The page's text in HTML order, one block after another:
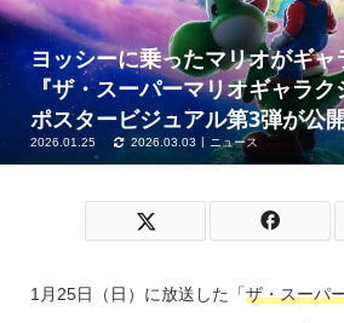
ヨッシーに乗ったマリオがギャ
『ザ・スーパーマリオギャラ
ポスタービジュアル第3弾が公
2026.01.25 2026.03.03 ニュース
1月25日（日）に放送した「ザ・スーパ